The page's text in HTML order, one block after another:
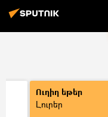
Ուղիղ եթեր
Լուրեր